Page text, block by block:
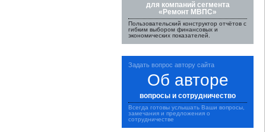
для компаний сегмента
«Ремонт МВПС»
Пользовательский конструктор отчётов с
гибким выбором финансовых и
экономических показателей.
Задать вопрос автору сайта
Об авторе
вопросы и сотрудничество
Всегда готовы услышать Ваши вопросы,
замечания и предложения о
сотрудничестве